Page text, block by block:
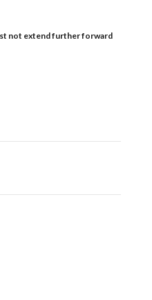
not extend further forward